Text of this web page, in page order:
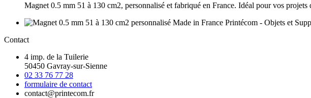
Magnet 0.5 mm 51 à 130 cm2, personnalisé et fabriqué en France. Idéal pour vos projets
Contact
4 imp. de la Tuilerie
50450 Gavray-sur-Sienne
02 33 76 77 28
formulaire de contact
contact@printecom.fr